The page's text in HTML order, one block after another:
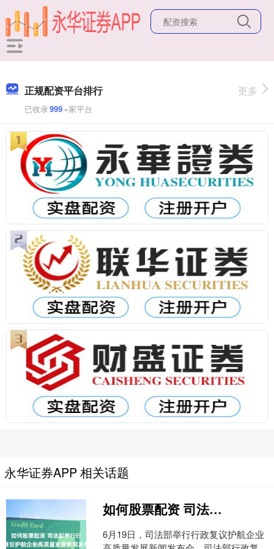
正规配资平台排行
已收录999+家平台
更多
永华证券APP 相关话题
如何股票配资 司法部举行行政复议护航企业高质量发展新闻发布会
6月19日，司法部举行行政复议护航企业